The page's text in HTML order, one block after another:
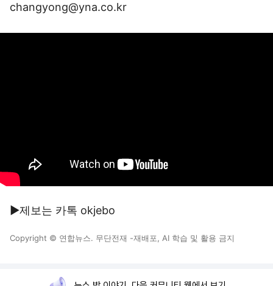
changyong@yna.co.kr
▶제보는 카톡 okjebo
Copyright © 연합뉴스. 무단전재 -재배포, AI 학습 및 활용 금지